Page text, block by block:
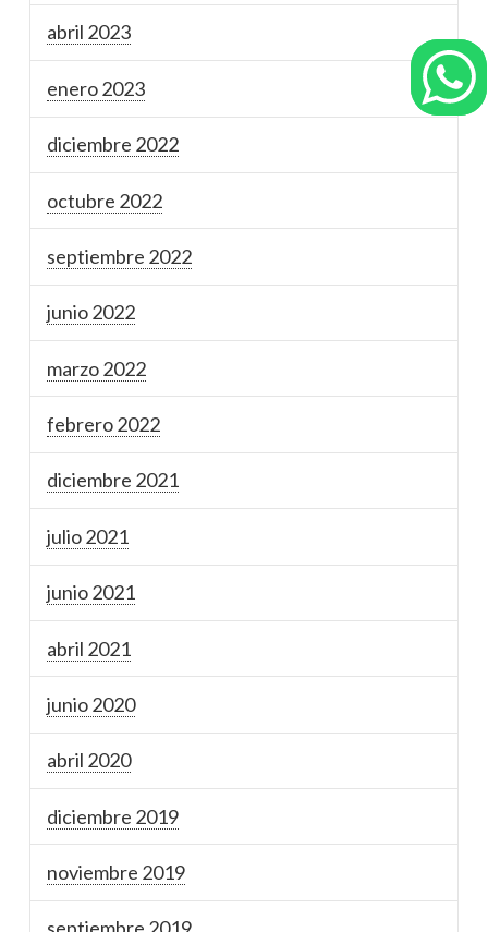
abril 2023
enero 2023
diciembre 2022
octubre 2022
septiembre 2022
junio 2022
marzo 2022
febrero 2022
diciembre 2021
julio 2021
junio 2021
abril 2021
junio 2020
abril 2020
diciembre 2019
noviembre 2019